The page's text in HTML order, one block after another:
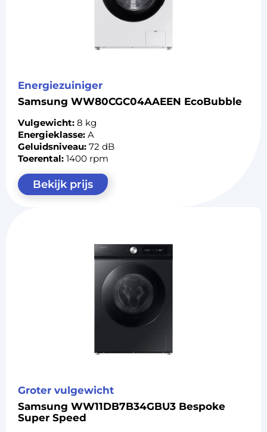
Energiezuiniger
Samsung WW80CGC04AAEEN EcoBubble
Vulgewicht: 8 kg
Energieklasse: A
Geluidsniveau: 72 dB
Toerental: 1400 rpm
Bekijk prijs
Groter vulgewicht
Samsung WW11DB7B34GBU3 Bespoke
Super Speed